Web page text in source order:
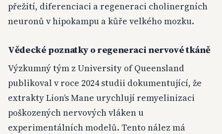
přežití, diferenciaci a regeneraci cholinergních
neuronů v hipokampu a kůře velkého mozku.
Vědecké poznatky o regeneraci nervové tkáně
Výzkumný tým z University of Queensland
publikoval v roce 2024 studii dokumentující, že
extrakty Lion’s Mane urychlují remyelinizaci
poškozených nervových vláken u
experimentálních modelů. Tento nález má